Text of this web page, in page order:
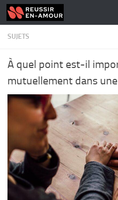
Skip to content
SUJETS
À quel point est-il
mutuellement dans